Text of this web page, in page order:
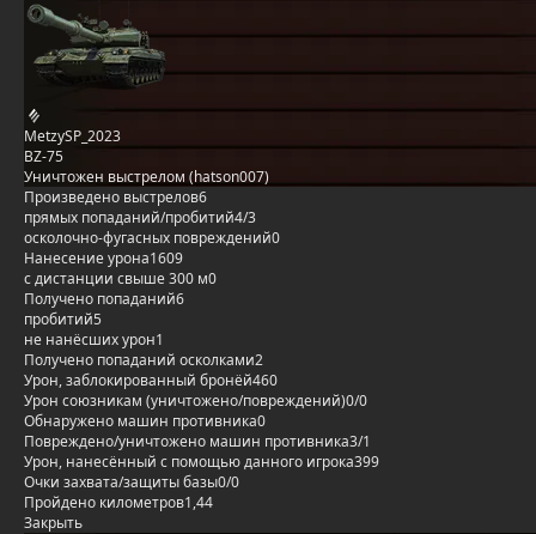
MetzySP_2023
BZ-75
Уничтожен выстрелом (hatson007)
Произведено выстрелов6
прямых попаданий/пробитий4/3
осколочно-фугасных повреждений0
Нанесение урона1609
с дистанции свыше 300 м0
Получено попаданий6
пробитий5
не нанёсших урон1
Получено попаданий осколками2
Урон, заблокированный бронёй460
Урон союзникам (уничтожено/повреждений)0/0
Обнаружено машин противника0
Повреждено/уничтожено машин противника3/1
Урон, нанесённый с помощью данного игрока399
Очки захвата/защиты базы0/0
Пройдено километров1,44
Закрыть